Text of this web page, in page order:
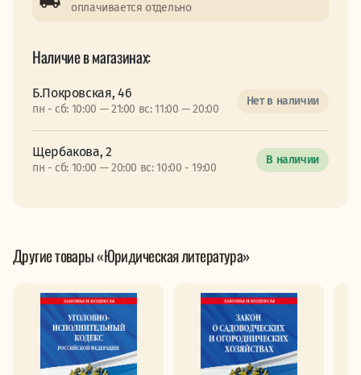
оплачивается отдельно
Наличие в магазинах:
Б.Покровская, 46
пн - сб: 10:00 — 21:00 вс: 11:00 — 20:00
Нет в наличии
Щербакова, 2
пн - сб: 10:00 — 20:00 вс: 10:00 - 19:00
В наличии
Другие товары «Юридическая литература»